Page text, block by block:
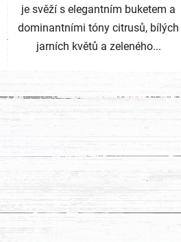
je svěží s elegantním buketem a
dominantními tóny citrusů, bílých
jarních květů a zeleného...